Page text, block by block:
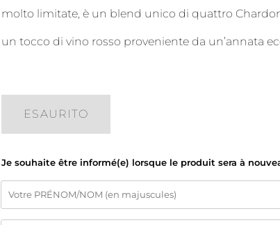
molto limitate, è un blend unico di quattro
un tocco di vino rosso proveniente da un’annata
ESAURITO
Je souhaite être informé(e) lorsque le produit sera à